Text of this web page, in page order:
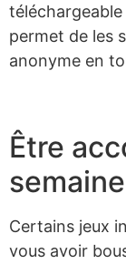
permet de les
anonyme en
Être
semaine
Certains jeux
vous avoir